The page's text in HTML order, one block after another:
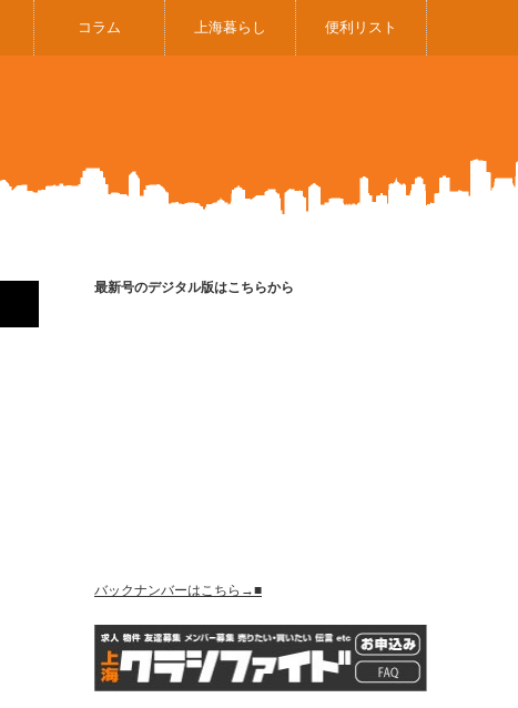
コラム 上海暮らし 便利リスト
最新号のデジタル版はこちらから
バックナンバーはこちら→■